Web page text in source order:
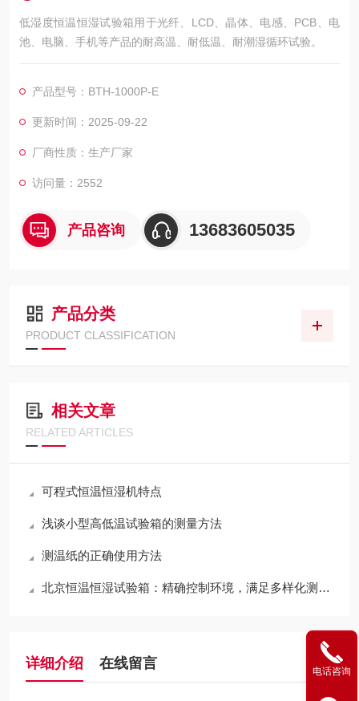
低湿度恒温恒湿试验箱用于光纤、LCD、晶体、电感、PCB、电
池、电脑、手机等产品的耐高温、耐低温、耐潮湿循环试验。
产品型号：BTH-1000P-E
更新时间：2025-09-22
厂商性质：生产厂家
访问量：2552
产品咨询 13683605035
产品分类
PRODUCT CLASSIFICATION
相关文章
RELATED ARTICLES
可程式恒温恒湿机特点
浅谈小型高低温试验箱的测量方法
测温纸的正确使用方法
北京恒温恒湿试验箱：精确控制环境，满足多样化测试需求
详细介绍 在线留言 电话咨询